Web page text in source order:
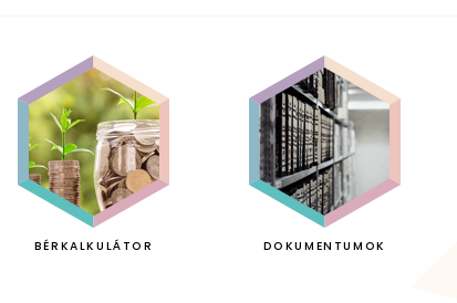
BÉRKALKULÁTOR DOKUMENTUMOK